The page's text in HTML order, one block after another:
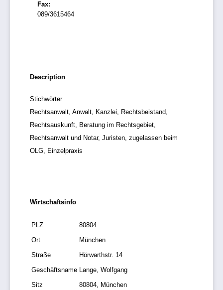
Fax:
089/3615464
Description
Stichwörter
Rechtsanwalt, Anwalt, Kanzlei, Rechtsbeistand,
Rechtsauskunft, Beratung im Rechtsgebiet,
Rechtsanwalt und Notar, Juristen, zugelassen beim
OLG, Einzelpraxis
Wirtschaftsinfo
PLZ
80804
Ort
München
Straße
Hörwarthstr. 14
Geschäftsname Lange, Wolfgang
Sitz
80804, München